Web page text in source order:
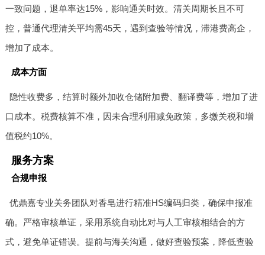
一致问题，退单率达15%，影响通关时效。清关周期长且不可
控，普通代理清关平均需45天，遇到查验等情况，滞港费高企，
增加了成本。
成本方面
隐性收费多，结算时额外加收仓储附加费、翻译费等，增加了进
口成本。税费核算不准，因未合理利用减免政策，多缴关税和增
值税约10%。
服务方案
合规申报
优鼎嘉专业关务团队对香皂进行精准HS编码归类，确保申报准
确。严格审核单证，采用系统自动比对与人工审核相结合的方
式，避免单证错误。提前与海关沟通，做好查验预案，降低查验